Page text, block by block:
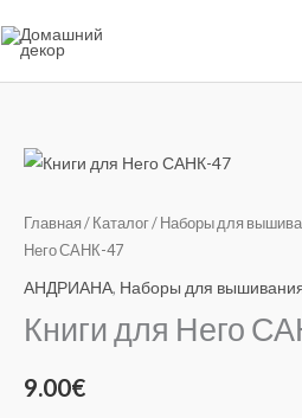
к
Главная / Каталог/ Наборы для
Него САНК-47
АНДРИАНА, Наборы для
Книги для Него
9.00€
Количество
Книги
для
Него